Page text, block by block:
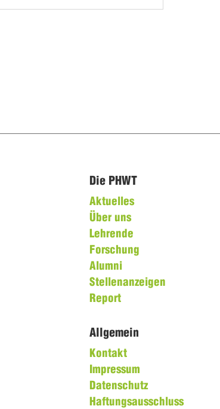
Die PHWT
Aktuelles
Über uns
Lehrende
Forschung
Alumni
Stellenanzeigen
Report
Allgemein
Kontakt
Impressum
Datenschutz
Haftungsausschluss